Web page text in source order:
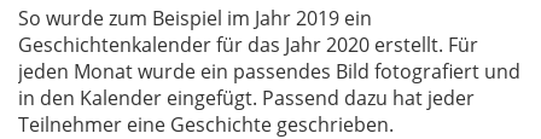
So wurde zum Beispiel im Jahr 2019 ein
Geschichtenkalender für das Jahr 2020 erstellt. Für
jeden Monat wurde ein passendes Bild fotografiert und
in den Kalender eingefügt. Passend dazu hat jeder
Teilnehmer eine Geschichte geschrieben.